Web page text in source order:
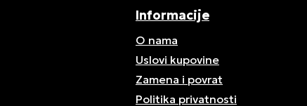
Informacije
O nama
Uslovi kupovine
Zamena i povrat
Politika privatnosti